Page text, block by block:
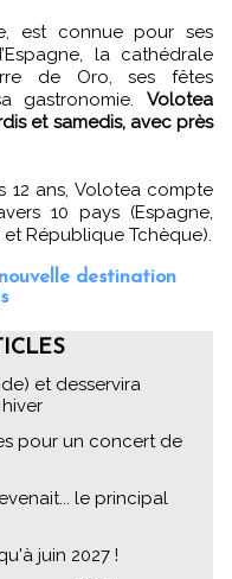
est connue pour ses
la cathédrale
de Oro, ses fêtes
gastronomie. Volotea
et samedis, avec près
12 ans, Volotea compte
10 pays (Espagne,
et République Tchèque).
destination
et desservira
pour un concert de
le principal
juin 2027 !